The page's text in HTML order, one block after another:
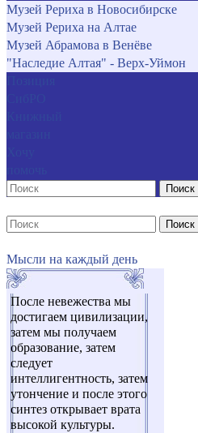
Музей Рериха в Новосибирске
Музей Рериха на Алтае
Музей Абрамова в Венёве
"Наследие Алтая" - Верх-Уймон
Поиск
Поиск
Мысли на каждый день
После невежества мы
достигаем цивилизации,
затем мы получаем
образование, затем
следует
интеллигентность, затем
утончение и после этого
синтез открывает врата
высокой культуры.